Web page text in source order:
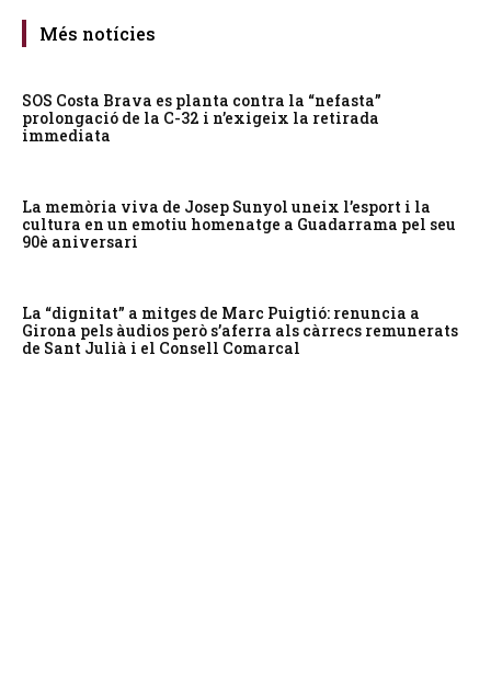
Més notícies
SOS Costa Brava es planta contra la “nefasta”
prolongació de la C-32 i n’exigeix la retirada
immediata
La memòria viva de Josep Sunyol uneix l’esport i la
cultura en un emotiu homenatge a Guadarrama pel seu
90è aniversari
La “dignitat” a mitges de Marc Puigtió: renuncia a
Girona pels àudios però s’aferra als càrrecs remunerats
de Sant Julià i el Consell Comarcal